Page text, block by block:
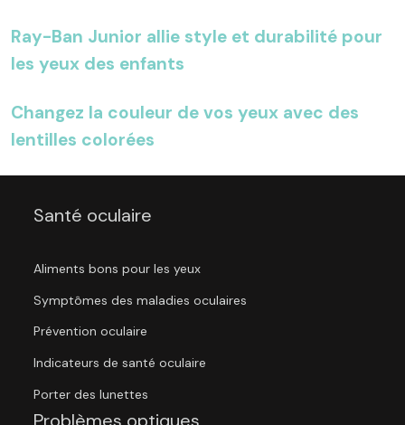
Ray-Ban Junior allie style et durabilité pour
les yeux des enfants
Changez la couleur de vos yeux avec des
lentilles colorées
Santé oculaire
Aliments bons pour les yeux
Symptômes des maladies oculaires
Prévention oculaire
Indicateurs de santé oculaire
Porter des lunettes
Problèmes optiques